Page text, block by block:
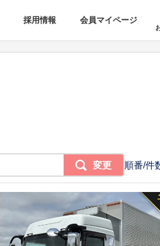
採用情報 会員マイページ
順番/件
変更